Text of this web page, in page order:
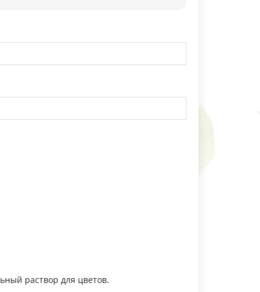
раствор для цветов.